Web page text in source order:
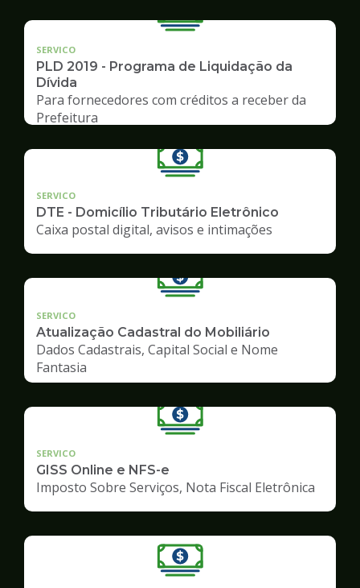
SERVICO
PLD 2019 - Programa de Liquidação da
Dívida
Para fornecedores com créditos a receber da
Prefeitura
SERVICO
DTE - Domicílio Tributário Eletrônico
Caixa postal digital, avisos e intimações
SERVICO
Atualização Cadastral do Mobiliário
Dados Cadastrais, Capital Social e Nome
Fantasia
SERVICO
GISS Online e NFS-e
Imposto Sobre Serviços, Nota Fiscal Eletrônica